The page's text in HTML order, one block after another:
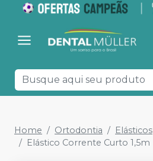
Home Ortodontia
Elásticos
Elástico Corrente Curto 1,5m